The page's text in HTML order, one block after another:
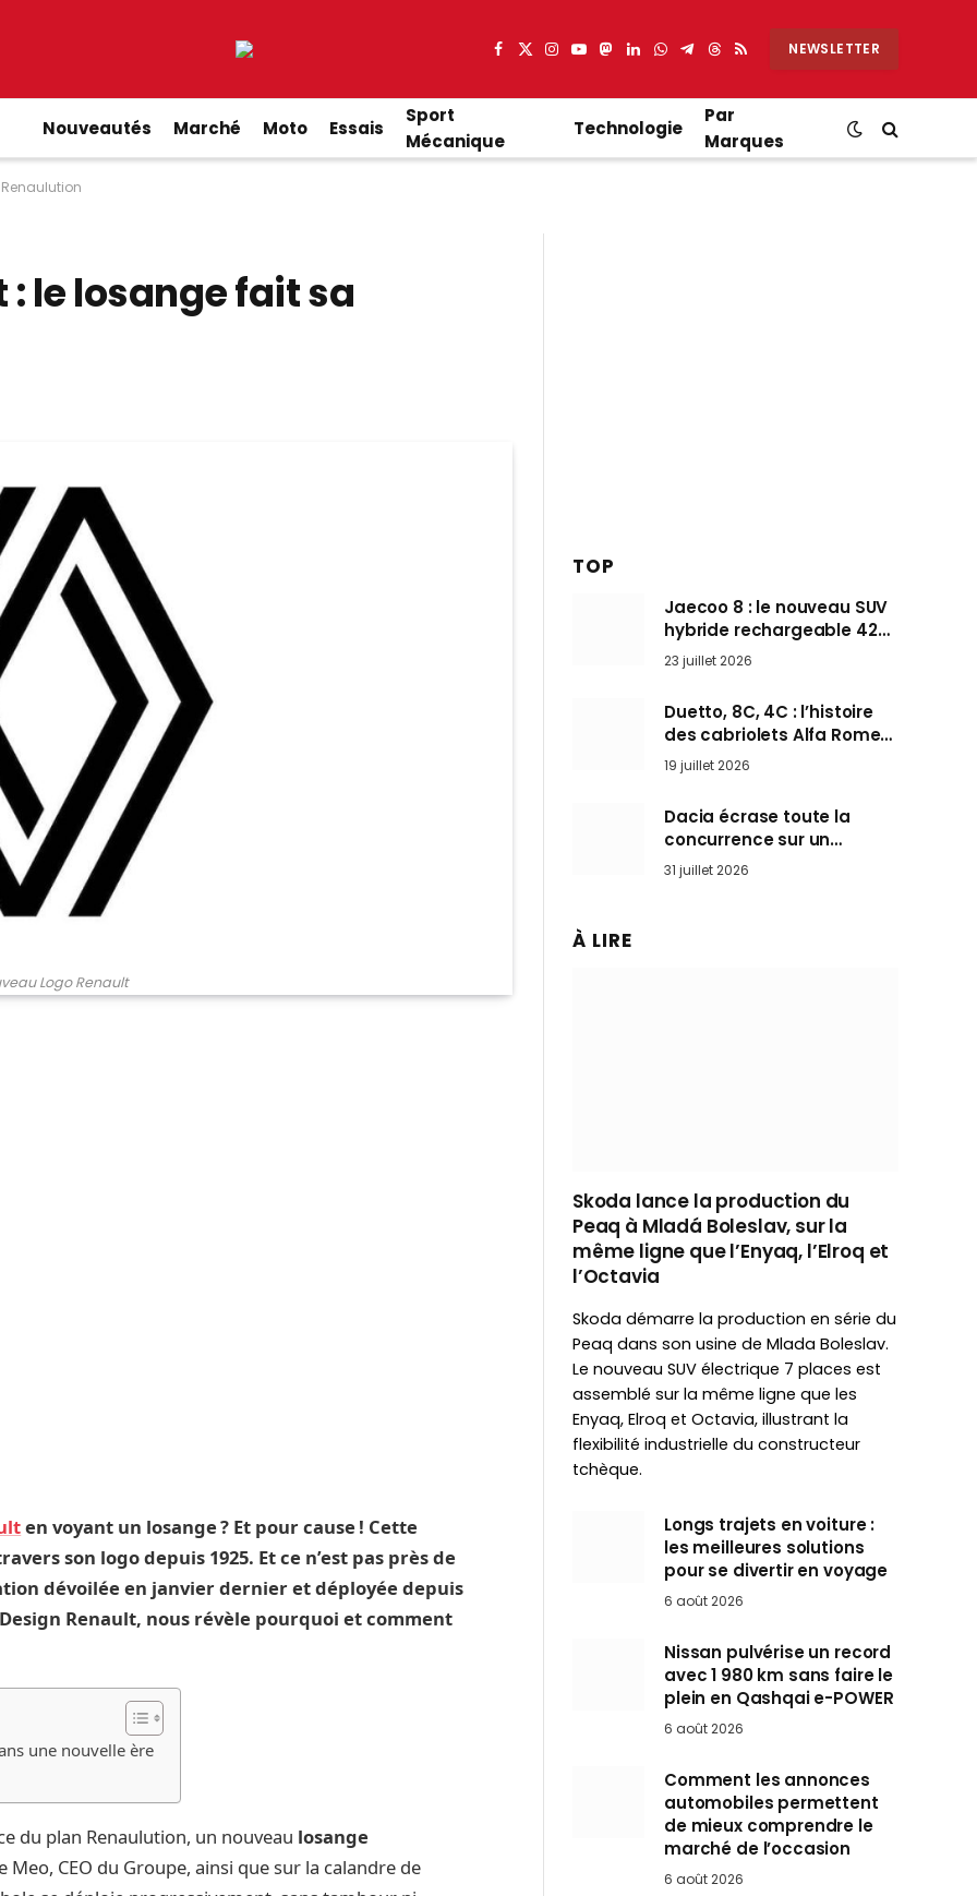
Facebook
X
Instagram
YouTube
Mastodon
LinkedIn
WhatsApp
Partager
Telegram
Threads
RSS NEWSLETTER
Nouveautés Marché Moto Essais
Sport
Mécanique
Technologie
Par
Marques
le losange fait sa
Logo Renault
en voyant un losange ? Et pour cause ! Cette
son logo depuis 1925. Et ce n’est pas près de
dévoilée en janvier dernier et déployée depuis
Renault, nous révèle pourquoi et comment
une nouvelle ère
du plan Renaulution, un nouveau losange
CEO du Groupe, ainsi que sur la calandre de
TOP
Jaecoo 8 : le nouveau SUV
hybride rechargeable 428
ch qui vise l’Audi Q7 arrive
en Europe cet automne
23 juillet 2026
Duetto, 8C, 4C : l’histoire
des cabriolets Alfa Romeo,
ces Spider qui ont défini
l’art de rouler cheveux au
vent
19 juillet 2026
Dacia écrase toute la
concurrence sur un
marché où personne ne
l’attendait
31 juillet 2026
À LIRE
Skoda lance la production du
Peaq à Mladá Boleslav, sur la
même ligne que l’Enyaq, l’Elroq et
l’Octavia
Skoda démarre la production en série du
Peaq dans son usine de Mlada Boleslav.
Le nouveau SUV électrique 7 places est
assemblé sur la même ligne que les
Enyaq, Elroq et Octavia, illustrant la
flexibilité industrielle du constructeur
tchèque.
Longs trajets en voiture :
les meilleures solutions
pour se divertir en voyage
6 août 2026
Nissan pulvérise un record
avec 1 980 km sans faire le
plein en Qashqai e-POWER
6 août 2026
Comment les annonces
automobiles permettent
de mieux comprendre le
marché de l’occasion
6 août 2026